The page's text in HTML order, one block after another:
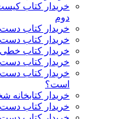
خریدار کتاب
دوم
خریدار کتاب دست
خریدار کتاب
خریدار کتاب
خریدار کتاب دست
خریدار کتاب دست
است؟
خریدار
خریدار کتاب